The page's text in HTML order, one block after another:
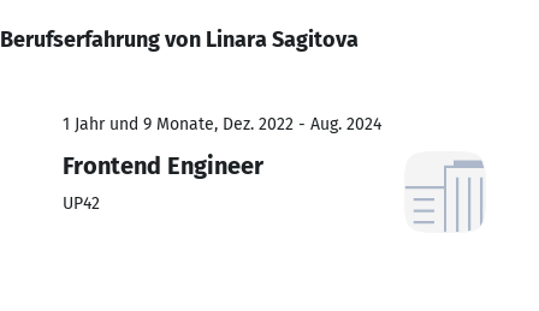
Berufserfahrung von Linara Sagitova
1 Jahr und 9 Monate, Dez. 2022 - Aug. 2024
Frontend Engineer
UP42